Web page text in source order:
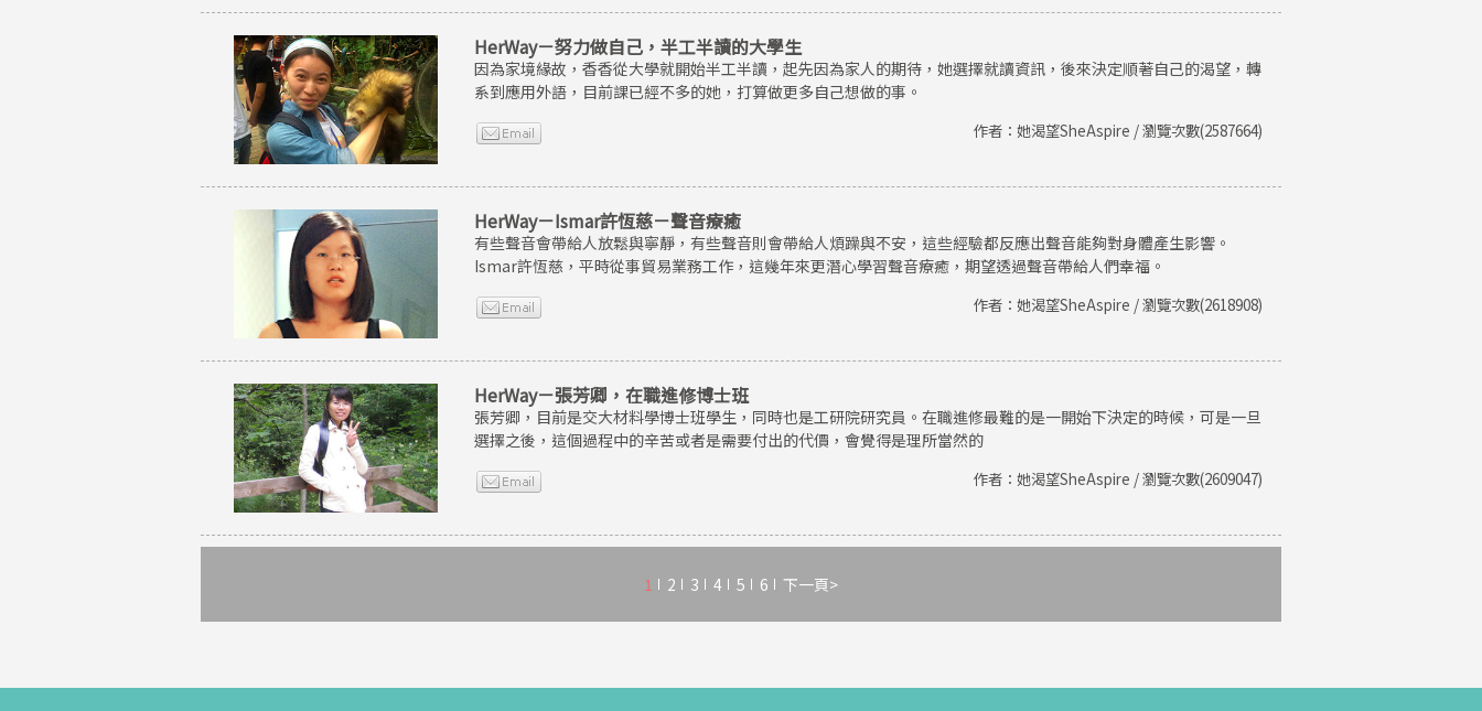
HerWay－努力做自己，半工半讀的大學生
因為家境緣故，香香從大學就開始半工半讀，起先因為家人的期待，她選擇就讀資訊，後來決定順著自己的渴望，轉
系到應用外語，目前課已經不多的她，打算做更多自己想做的事。
作者：她渴望SheAspire / 瀏覽次數(2587664)
HerWay－Ismar許恆慈－聲音療癒
有些聲音會帶給人放鬆與寧靜，有些聲音則會帶給人煩躁與不安，這些經驗都反應出聲音能夠對身體產生影響。
Ismar許恆慈，平時從事貿易業務工作，這幾年來更潛心學習聲音療癒，期望透過聲音帶給人們幸福。
作者：她渴望SheAspire / 瀏覽次數(2618908)
HerWay－張芳卿，在職進修博士班
張芳卿，目前是交大材料學博士班學生，同時也是工研院研究員。在職進修最難的是一開始下決定的時候，可是一旦
選擇之後，這個過程中的辛苦或者是需要付出的代價，會覺得是理所當然的
作者：她渴望SheAspire / 瀏覽次數(2609047)
1 2 3 4 5 6 下一頁>